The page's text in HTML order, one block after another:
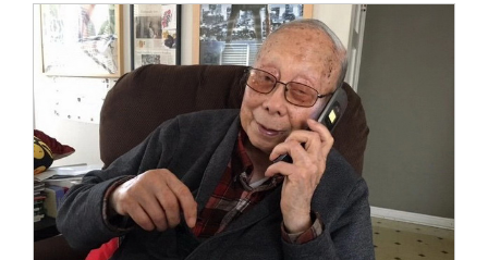
三创大赛
会长致辞
理事会名单
制度法规